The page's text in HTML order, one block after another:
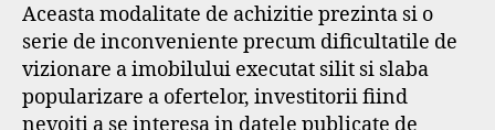
Aceasta modalitate de achizitie prezinta si o
serie de inconveniente precum dificultatile de
vizionare a imobilului executat silit si slaba
popularizare a ofertelor, investitorii fiind
nevoiti a se interesa in datele publicate de